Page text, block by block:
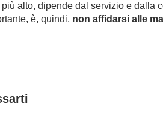
alto, dipende dal servizio e dalla
è, quindi, non affidarsi alle